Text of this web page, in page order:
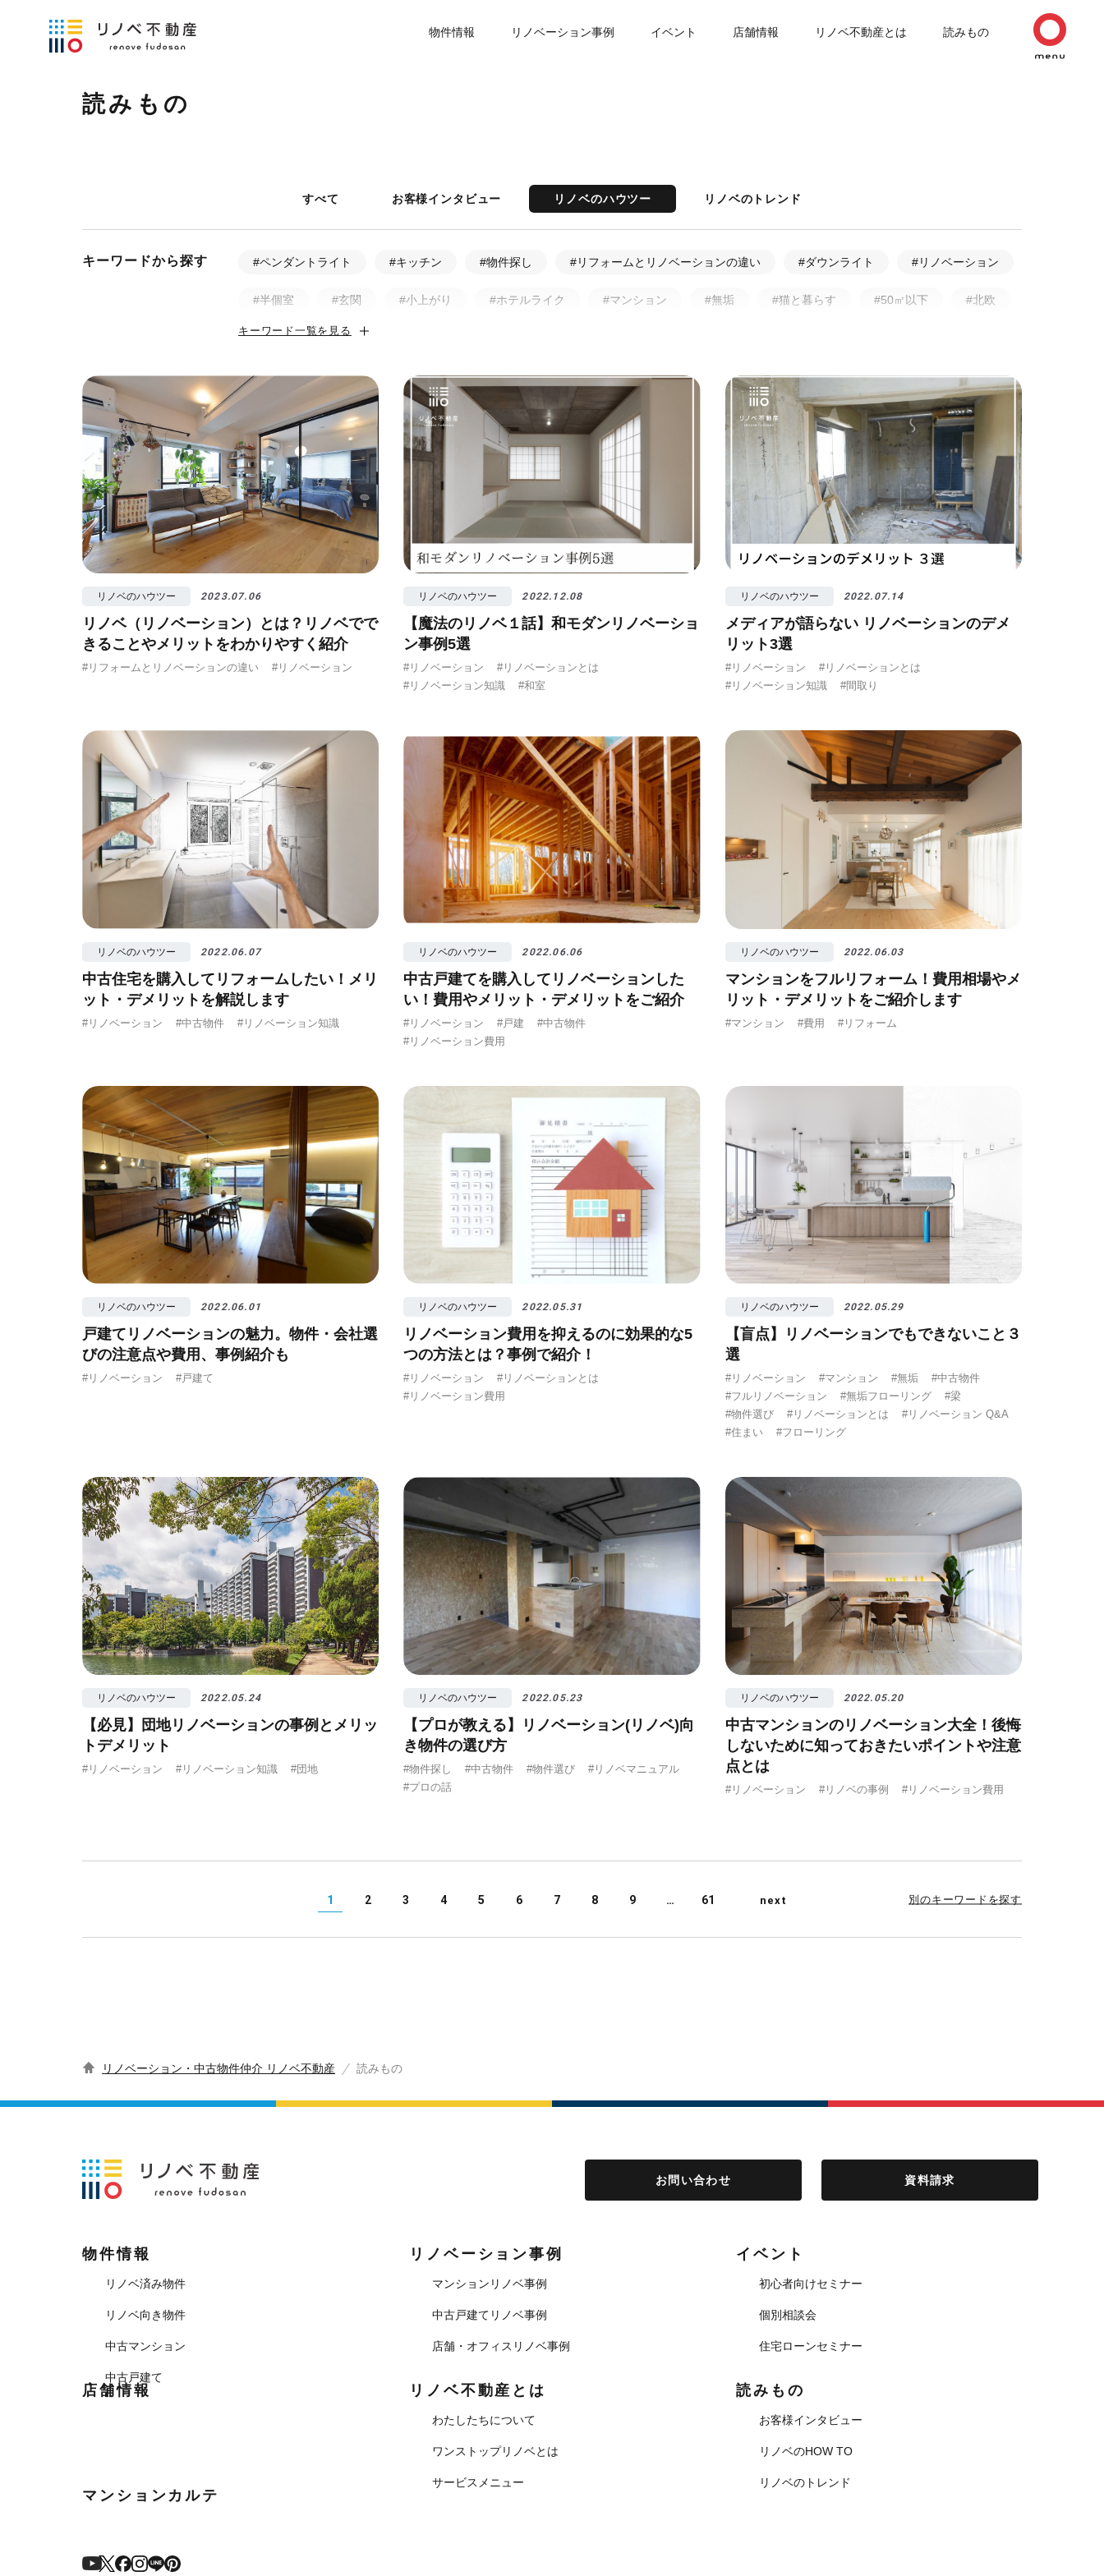
物件情報 リノベーション事例 イベント 店舗情報 リノベ不動産とは 読みもの
読みもの
すべて お客様インタビュー リノベのハウツー リノベのトレンド
キーワードから探す #ペンダントライト #キッチン #物件探し #リフォームとリノベーションの違い #ダウンライト #リノベーション
#半個室 #玄関 #小上がり #ホテルライク #マンション #無垢 #猫と暮らす #50㎡以下 #北欧
#土間 #ビフォア・アフター
#視覚効果 #予算 #照明 #タイル #書斎 #洗面所 #リノベ先輩インタビュー #広みせ！
キーワード一覧を見る
リノベのハウツー 2023.07.06
リノベ（リノベーション）とは？リノベでで
きることやメリットをわかりやすく紹介
#リフォームとリノベーションの違い #リノベーション
リノベのハウツー 2022.12.08
【魔法のリノベ１話】和モダンリノベーショ
ン事例5選
#リノベーション
#リノベーションとは
#リノベーション知識
#和室
リノベのハウツー 2022.07.14
メディアが語らない リノベーションのデメ
リット3選
#リノベーション
#リノベーションとは
#リノベーション知識
#間取り
リノベのハウツー 2022.06.07
中古住宅を購入してリフォームしたい！メリ
ット・デメリットを解説します
#リノベーション #中古物件 #リノベーション知識
リノベのハウツー 2022.06.06
中古戸建てを購入してリノベーションした
い！費用やメリット・デメリットをご紹介
#リノベーション #戸建
#中古物件
#リノベーション費用
リノベのハウツー 2022.06.03
マンションをフルリフォーム！費用相場やメ
リット・デメリットをご紹介します
#マンション #費用 #リフォーム
リノベのハウツー 2022.06.01
戸建てリノベーションの魅力。物件・会社選
びの注意点や費用、事例紹介も
#リノベーション #戸建て
リノベのハウツー 2022.05.31
リノベーション費用を抑えるのに効果的な5
つの方法とは？事例で紹介！
#リノベーション
#リノベーションとは
#リノベーション費用
リノベのハウツー 2022.05.29
【盲点】リノベーションでもできないこと３
選
#リノベーション #マンション #無垢
#中古物件
#フルリノベーション
#無垢フローリング
#梁
#物件選び
#リノベーションとは
#リノベーション Q&A
#住まい
#フローリング
リノベのハウツー 2022.05.24
【必見】団地リノベーションの事例とメリッ
トデメリット
#リノベーション #リノベーション知識 #団地
リノベのハウツー 2022.05.23
【プロが教える】リノベーション(リノベ)向
き物件の選び方
#物件探し #中古物件 #物件選び
#リノベマニュアル
#プロの話
リノベのハウツー 2022.05.20
中古マンションのリノベーション大全！後悔
しないために知っておきたいポイントや注意
点とは
#リノベーション #リノベの事例 #リノベーション費用
1 2 3 4 5 6 7 8 9 … 61 next 別のキーワードを探す
リノベーション・中古物件仲介 リノベ不動産 読みもの
お問い合わせ 資料請求
物件情報
リノベ済み物件
リノベ向き物件
中古マンション
中古戸建て
リノベーション事例
マンションリノベ事例
中古戸建てリノベ事例
店舗・オフィスリノベ事例
イベント
初心者向けセミナー
個別相談会
住宅ローンセミナー
店舗情報 リノベ不動産とは
わたしたちについて
ワンストップリノベとは
サービスメニュー
読みもの
お客様インタビュー
リノベのHOW TO
リノベのトレンド
マンションカルテ